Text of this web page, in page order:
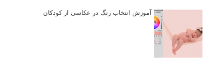
آموزش انتخاب رنگ در عکاسی از کودکان